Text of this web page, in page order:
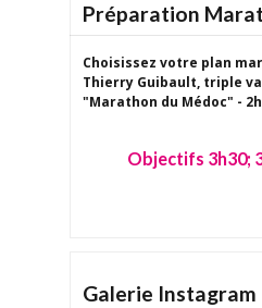
Préparation
Choisissez votre plan
Thierry Guibault, triple
"Marathon du Médoc" -
Objectifs 3h30;
Galerie Instagram